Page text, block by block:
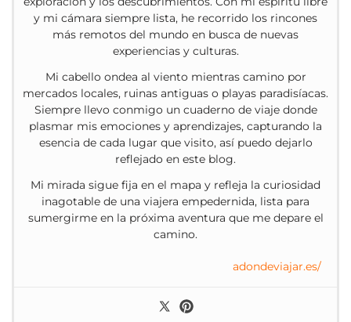
y mi cámara siempre lista, he recorrido los rincones
más remotos del mundo en busca de nuevas
experiencias y culturas.
Mi cabello ondea al viento mientras camino por
mercados locales, ruinas antiguas o playas paradisíacas.
Siempre llevo conmigo un cuaderno de viaje donde
plasmar mis emociones y aprendizajes, capturando la
esencia de cada lugar que visito, así puedo dejarlo
reflejado en este blog.
Mi mirada sigue fija en el mapa y refleja la curiosidad
inagotable de una viajera empedernida, lista para
sumergirme en la próxima aventura que me depare el
camino.
adondeviajar.es/